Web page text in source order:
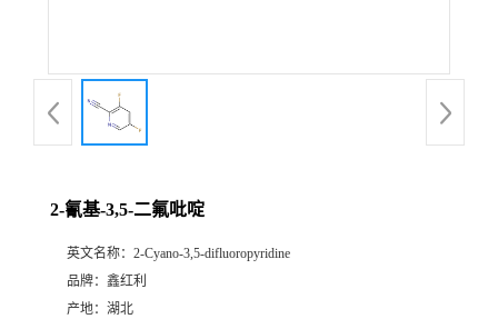
2-氰基-3,5-二氟吡啶
英文名称： 2-Cyano-3,5-difluoropyridine
品牌： 鑫红利
产地： 湖北